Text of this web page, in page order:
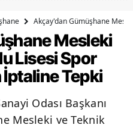
Bingöl
Bitlis
Bolu
Burdur
Akçay'dan Gümüşhane
Mesleki
Lisesi Spor
Tepki
Odası Başkanı
Mesleki ve Teknik